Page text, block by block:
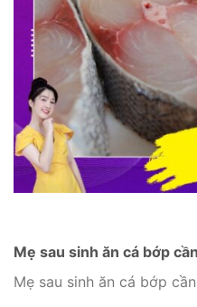
Mẹ sau sinh ăn cá bớp
Mẹ sau sinh ăn cá bớp